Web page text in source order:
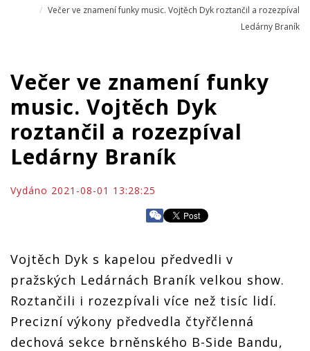
Večer ve znamení funky music. Vojtěch Dyk roztančil a rozezpíval
Ledárny Braník
Večer ve znamení funky
music. Vojtěch Dyk
roztančil a rozezpíval
Ledárny Braník
Vydáno 2021-08-01 13:28:25
Vojtěch Dyk s kapelou předvedli v
pražských Ledárnách Braník velkou show.
Roztančili i rozezpívali více než tisíc lidí.
Precizní výkony předvedla čtyřčlenná
dechová sekce brněnského B-Side Bandu,